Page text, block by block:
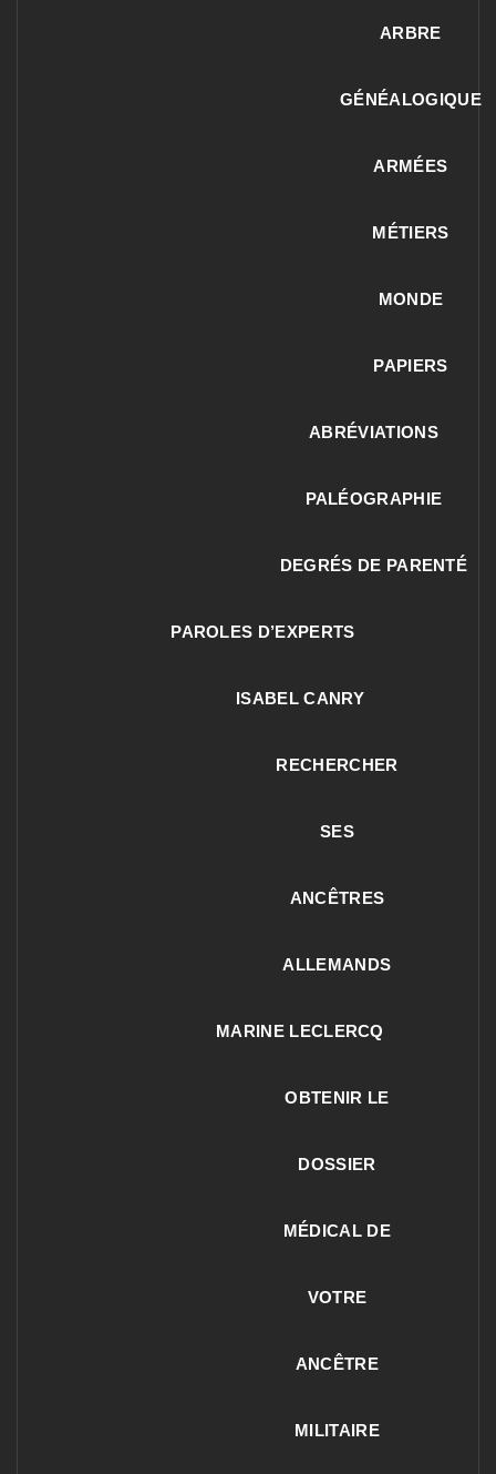
ARBRE
GÉNÉALOGIQUE
ARMÉES
MÉTIERS
MONDE
PAPIERS
ABRÉVIATIONS
PALÉOGRAPHIE
DEGRÉS DE PARENTÉ
PAROLES D’EXPERTS
ISABEL CANRY
RECHERCHER
SES
ANCÊTRES
ALLEMANDS
MARINE LECLERCQ
OBTENIR LE
DOSSIER
MÉDICAL DE
VOTRE
ANCÊTRE
MILITAIRE